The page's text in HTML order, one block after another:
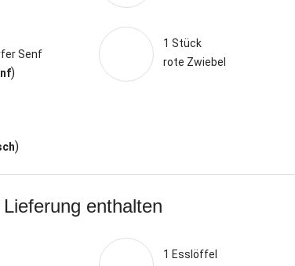
Senf
)
1 Stück
rote Zwiebel
)
enthalten
1 Esslöffel